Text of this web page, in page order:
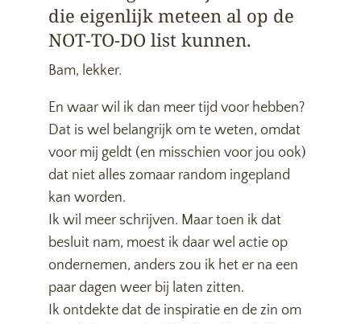
die eigenlijk meteen al op de
NOT-TO-DO list kunnen.
Bam, lekker.
En waar wil ik dan meer tijd voor hebben?
Dat is wel belangrijk om te weten, omdat
voor mij geldt (en misschien voor jou ook)
dat niet alles zomaar random ingepland
kan worden.
Ik wil meer schrijven. Maar toen ik dat
besluit nam, moest ik daar wel actie op
ondernemen, anders zou ik het er na een
paar dagen weer bij laten zitten.
Ik ontdekte dat de inspiratie en de zin om